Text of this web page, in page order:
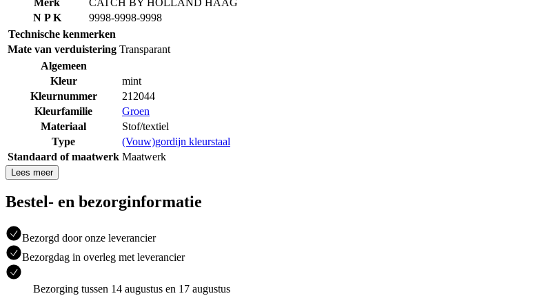
N P K
9998-9998-9998
Technische kenmerken
Mate van verduistering Transparant
Algemeen
Kleur
mint
Kleurnummer
212044
Kleurfamilie
Groen
Materiaal
Stof/textiel
Type
(Vouw)gordijn kleurstaal
Standaard of maatwerk Maatwerk
Lees meer
Bestel- en bezorginformatie
Bezorgd door onze leverancier
Bezorgdag in overleg met leverancier
Bezorging tussen 14 augustus en 17 augustus